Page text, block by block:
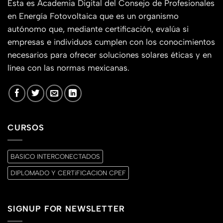
Esta es Academia Digital del Consejo de Profesionales
en Energía Fotovoltaica que es un organismo
autónomo que, mediante certificación, evalúa si
empresas e individuos cumplen con los conocimientos
necesarios para ofrecer soluciones solares éticas y en
línea con las normas mexicanas.
CURSOS
BASICO INTERCONECTADOS
DIPLOMADO Y CERTiFICACION CPEF
SIGNUP FOR NEWSLETTER